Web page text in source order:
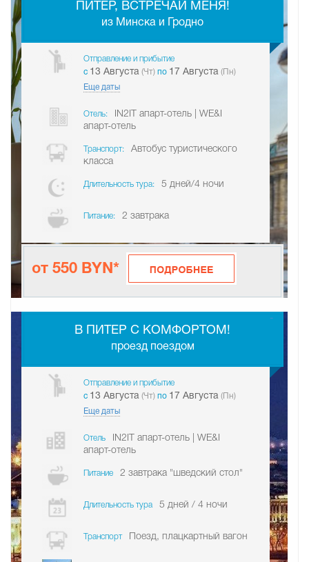
ПИТЕР, ВСТРЕЧАЙ МЕНЯ!
из Минска и Гродно
Отправление и прибытие
c 13 Августа (Чт) по 17 Августа (Пн)
Еще даты
Отель:
IN2IT апарт-отель | WE&I
апарт-отель
Транспорт:
Автобус туристического
класса
Длительность тура: 5 дней/4 ночи
Питание: 2 завтрака
от 550 BYN*
В ПИТЕР С КОМФОРТОМ!
проезд поездом
Отправление и прибытие
c 13 Августа (Чт) по 17 Августа (Пн)
Еще даты
Отель
IN2IT апарт-отель | WE&I
апарт-отель
Питание 2 завтрака "шведский стол"
Длительность тура 5 дней / 4 ночи
Транспорт Поезд, плацкартный вагон
-